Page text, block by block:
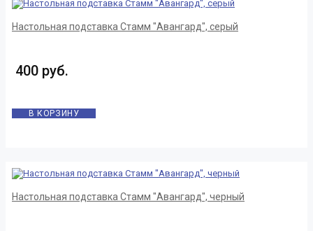
Настольная подставка Стамм "Авангард", серый
400 руб.
В КОРЗИНУ
Настольная подставка Стамм "Авангард", черный